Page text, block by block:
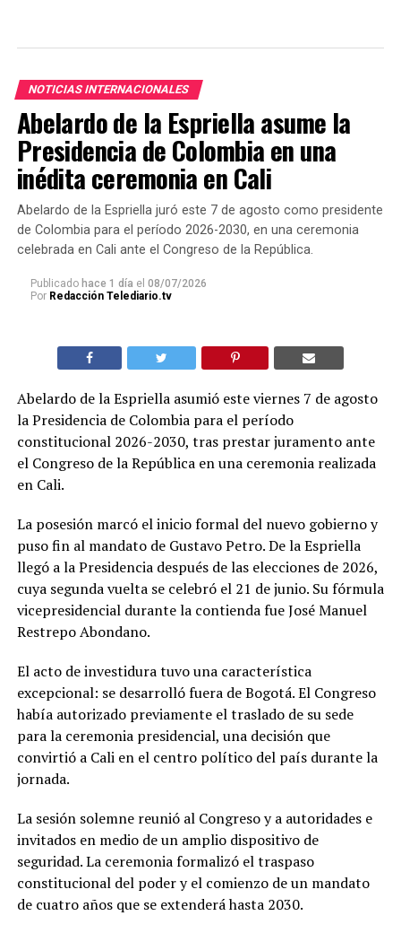
NOTICIAS INTERNACIONALES
Abelardo de la Espriella asume la
Presidencia de Colombia en una
inédita ceremonia en Cali
Abelardo de la Espriella juró este 7 de agosto como presidente
de Colombia para el período 2026-2030, en una ceremonia
celebrada en Cali ante el Congreso de la República.
Publicado hace 1 día el 08/07/2026
Por Redacción Telediario.tv
Abelardo de la Espriella asumió este viernes 7 de agosto
la Presidencia de Colombia para el período
constitucional 2026-2030, tras prestar juramento ante
el Congreso de la República en una ceremonia realizada
en Cali.
La posesión marcó el inicio formal del nuevo gobierno y
puso fin al mandato de Gustavo Petro. De la Espriella
llegó a la Presidencia después de las elecciones de 2026,
cuya segunda vuelta se celebró el 21 de junio. Su fórmula
vicepresidencial durante la contienda fue José Manuel
Restrepo Abondano.
El acto de investidura tuvo una característica
excepcional: se desarrolló fuera de Bogotá. El Congreso
había autorizado previamente el traslado de su sede
para la ceremonia presidencial, una decisión que
convirtió a Cali en el centro político del país durante la
jornada.
La sesión solemne reunió al Congreso y a autoridades e
invitados en medio de un amplio dispositivo de
seguridad. La ceremonia formalizó el traspaso
constitucional del poder y el comienzo de un mandato
de cuatro años que se extenderá hasta 2030.